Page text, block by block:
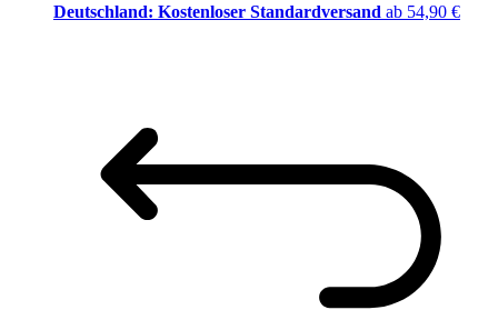
Deutschland: Kostenloser Standardversand ab 54,90 €